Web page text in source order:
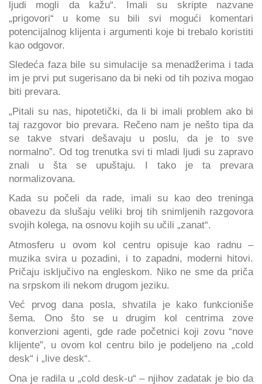
ljudi mogli da kažu“. Imali su skripte nazvane
„prigovori“ u kome su bili svi mogući komentari
potencijalnog klijenta i argumenti koje bi trebalo koristiti
kao odgovor.
Sledeća faza bile su simulacije sa menadžerima i tada
im je prvi put sugerisano da bi neki od tih poziva mogao
biti prevara.
„Pitali su nas, hipotetički, da li bi imali problem ako bi
taj razgovor bio prevara. Rečeno nam je nešto tipa da
se takve stvari dešavaju u poslu, da je to sve
normalno”. Od tog trenutka svi ti mladi ljudi su zapravo
znali u šta se upuštaju. I tako je ta prevara
normalizovana.
Kada su počeli da rade, imali su kao deo treninga
obavezu da slušaju veliki broj tih snimljenih razgovora
svojih kolega, na osnovu kojih su učili „zanat“.
Atmosferu u ovom kol centru opisuje kao radnu –
muzika svira u pozadini, i to zapadni, moderni hitovi.
Pričaju isključivo na engleskom. Niko ne sme da priča
na srpskom ili nekom drugom jeziku.
Već prvog dana posla, shvatila je kako funkcioniše
šema. Ono što se u drugim kol centrima zove
konverzioni agenti, gde rade početnici koji zovu “nove
klijente”, u ovom kol centru bilo je podeljeno na „cold
desk“ i „live desk“.
Ona je radila u „cold desk-u“ – njihov zadatak je bio da